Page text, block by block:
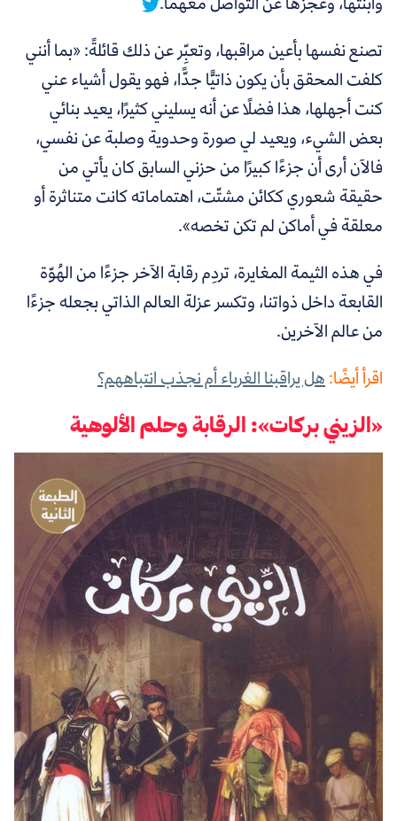
تصنع نفسها بأعين مراقبها، وتعبِّر عن ذلك قائلةً: «بما أنني
كلفت المحقق بأن يكون ذاتيًّا جدًّا، فهو يقول أشياء عني
كنت أجهلها، هذا فضلًا عن أنه يسليني كثيرًا، يعيد بنائي
بعض الشيء، ويعيد لي صورة وحدوية وصلبة عن نفسي،
فالآن أرى أن جزءًا كبيرًا من حزني السابق كان يأتي من
حقيقة شعوري ككائن مشتّت، اهتماماته كانت متناثرة أو
معلقة في أماكن لم تكن تخصه».
في هذه الثيمة المغايرة، تردِم رقابة الآخر جزءًا من الهُوّة
القابعة داخل ذواتنا، وتكسر عزلة العالم الذاتي بجعله جزءًا
من عالم الآخرين.
اقرأ أيضًا:هل يراقبنا الغرباء أم نجذب انتباههم؟
«الزيني بركات»: الرقابة وحلم الألوهية